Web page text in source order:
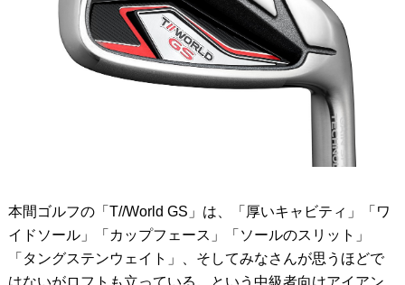
本間ゴルフの「T//World GS」は、「厚いキャビティ」「ワ
イドソール」「カップフェース」「ソールのスリット」
「タングステンウェイト」、そしてみなさんが思うほどで
はないがロフトも立っている。という中級者向けアイアン